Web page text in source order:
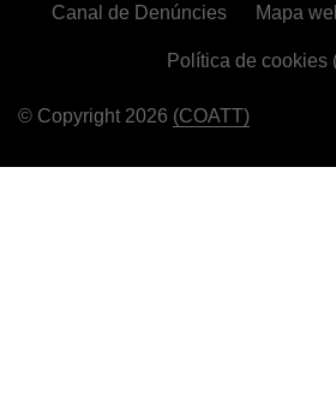
© Copyright 2026 (COATT)
Canal de Denúncies Mapa
Política de cookies